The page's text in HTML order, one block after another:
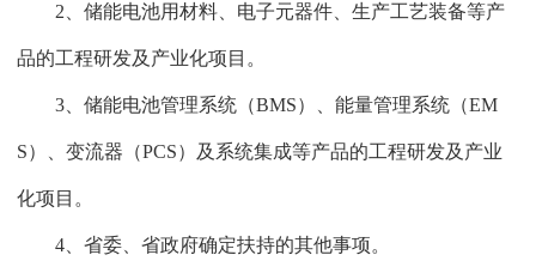
2、储能电池用材料、电子元器件、生产工艺装备等产
品的工程研发及产业化项目。
3、储能电池管理系统（BMS）、能量管理系统（EM
S）、变流器（PCS）及系统集成等产品的工程研发及产业
化项目。
4、省委、省政府确定扶持的其他事项。